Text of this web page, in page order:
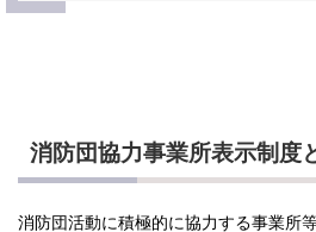
消防団協力事業所表示制度
消防団活動に積極的に協力する事業所